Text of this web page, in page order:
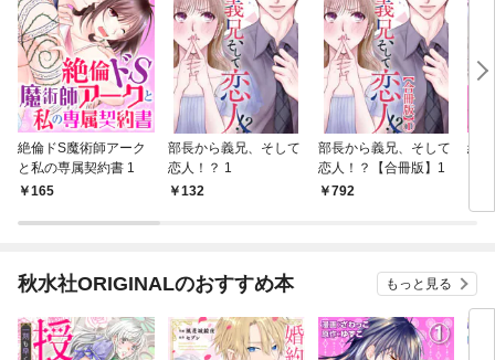
絶倫ドS魔術師アーク
と私の専属契約書 1
165
部長から義兄、そして
恋人！？ 1
132
部長から義兄、そして
恋人！？【合冊版】1
792
絶
秋水社ORIGINALのおすすめ本 もっと見る